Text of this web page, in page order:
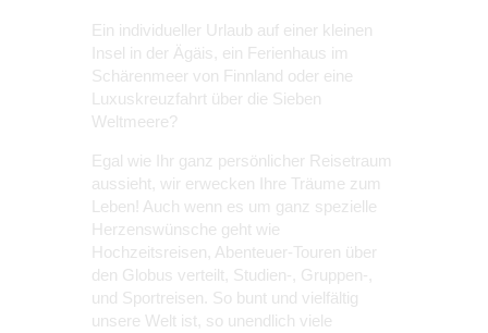
Ein individueller Urlaub auf einer kleinen
Insel in der Ägäis, ein Ferienhaus im
Schärenmeer von Finnland oder eine
Luxuskreuzfahrt über die Sieben
Weltmeere?
Egal wie Ihr ganz persönlicher Reisetraum
aussieht, wir erwecken Ihre Träume zum
Leben! Auch wenn es um ganz spezielle
Herzenswünsche geht wie
Hochzeitsreisen, Abenteuer-Touren über
den Globus verteilt, Studien-, Gruppen-,
und Sportreisen. So bunt und vielfältig
unsere Welt ist, so unendlich viele